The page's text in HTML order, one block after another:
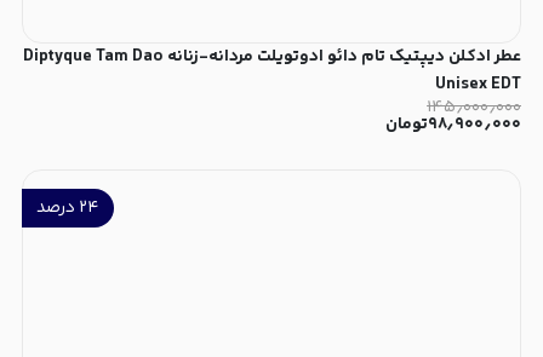
عطر ادکلن دیپتیک تام دائو ادوتویلت مردانه-زنانه Diptyque Tam Dao
Unisex EDT
۱۴۵٫۰۰۰٫۰۰۰
۹۸٫۹۰۰٫۰۰۰تومان
۲۴ درصد